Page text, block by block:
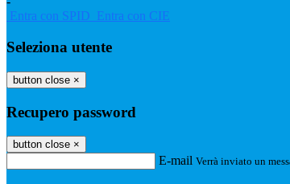
Entra con SPID Entra con CIE
Seleziona utente
button close ×
Recupero password
button close ×
E-mail Verrà inviato un